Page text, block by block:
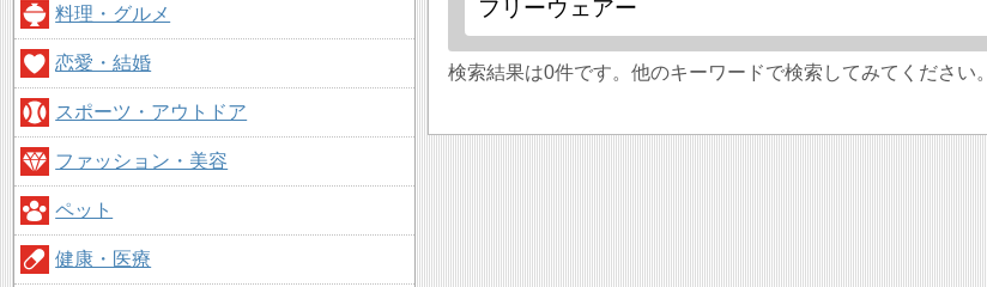
検索結果は0件です。他のキーワードで検索してみてください。
料理・グルメ
恋愛・結婚
スポーツ・アウトドア
ファッション・美容
ペット
健康・医療